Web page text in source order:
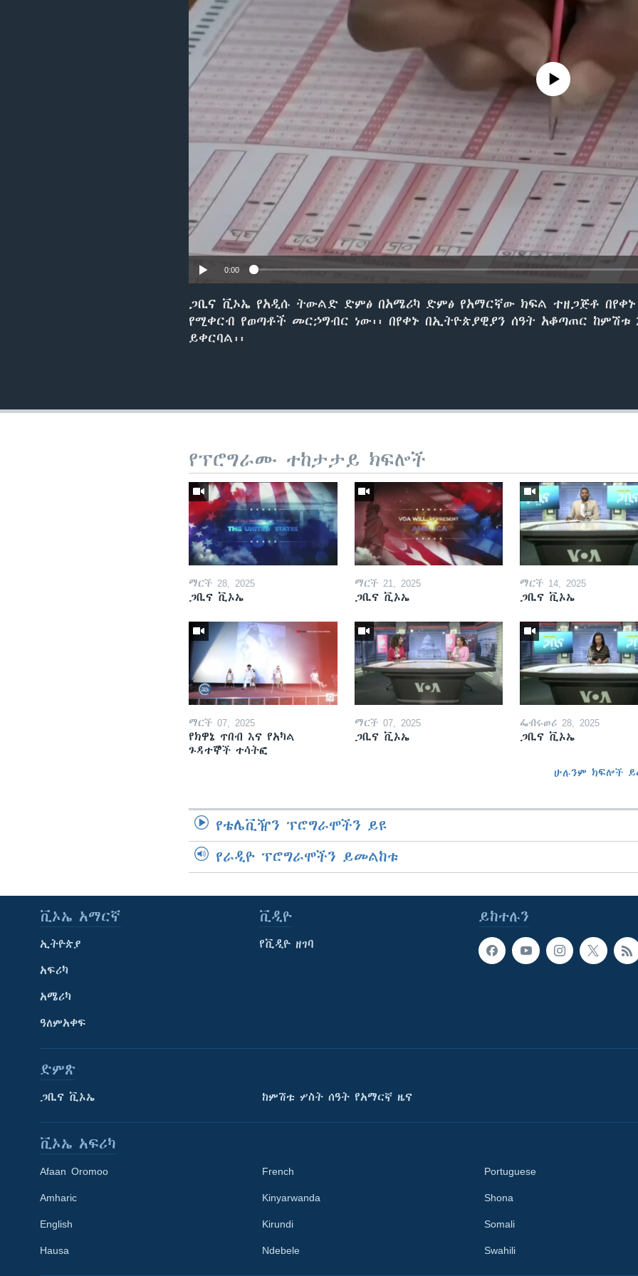
Learning English
No media source currently
0:00
ጋቢና ቪኦኤ የአዲሱ ትውልድ ድምፅ በአሜሪካ ድምፅ የአማርኛው ክፍል ተዘጋጅቶ በየቀኑ
የሚቀርብ የወጣቶች መርኃግብር ነው፡፡ በየቀኑ በኢትዮጵያዊያን ሰዓት አቆጣጠር ከምሽቱ
ይቀርባል፡፡
የፕሮግራሙ ተከታታይ ክፍሎች
ማርች 28, 2025
ጋቢና ቪኦኤ
ማርች 21, 2025
ጋቢና ቪኦኤ
ማርች 14, 2025
ጋቢና ቪኦኤ
ማርች 07, 2025
የክዋኔ ጥበብ እና የአካል
ጉዳተኞች ተሳትፎ
ማርች 07, 2025
ጋቢና ቪኦኤ
ፌብሩወሪ 28, 2025
ጋቢና ቪኦኤ
ሁሉንም ክፍሎች
የቴሌቪዥን ፕሮግራሞችን ይዩ
የራዲዮ ፕሮግራሞችን ይመልከቱ
ይከተሉን
ቪኦኤ አማርኛ
ኢትዮጵያ
አፍሪካ
አሜሪካ
ዓለምአቀፍ
ቪዲዮ
የቪዲዮ ዘገባ
ድምጽ
ጋቢና ቪኦኤ ከምሽቱ ሦስት ሰዓት የአማርኛ ዜና
ቪኦኤ አፍሪካ
Afaan Oromoo
Amharic
English
Hausa
French
Kinyarwanda
Kirundi
Ndebele
Portuguese
Shona
Somali
Swahili